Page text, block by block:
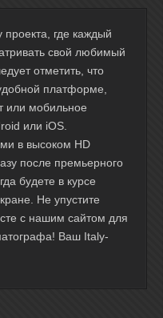
где каждый
свой любимый
отметить, что
платформе,
или мобильное
или iOS.
в высоком HD
после премьерного
будете в курсе
Не упустите
с нашим сайтом для
Ваш Italy-